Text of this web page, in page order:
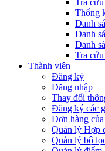
Tra
Thống
Danh
Danh
Danh
Tra
Thành viên
Đăng ký
Đăng nhập
Thay đổi
Đăng ký các
Đơn hàng của
Quản lý Hợp
Quản lý bộ